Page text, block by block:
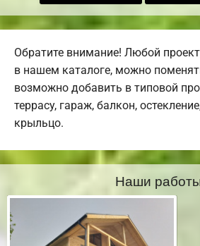
Обратите внимание! Любой
в нашем каталоге, можно
возможно добавить в типовой
террасу, гараж, балкон,
крыльцо.
Наши